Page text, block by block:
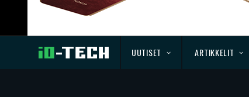
UUTISET ARTIKKELIT